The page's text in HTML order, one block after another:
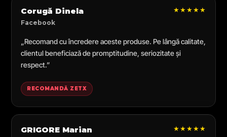
Corugă Dinela
Facebook
★★★★★
„Recomand cu încredere aceste produse. Pe lângă calitate,
clientul beneficiază de promptitudine, seriozitate și
respect.”
RECOMANDĂ ZETX
GRIGORE Marian ★★★★★